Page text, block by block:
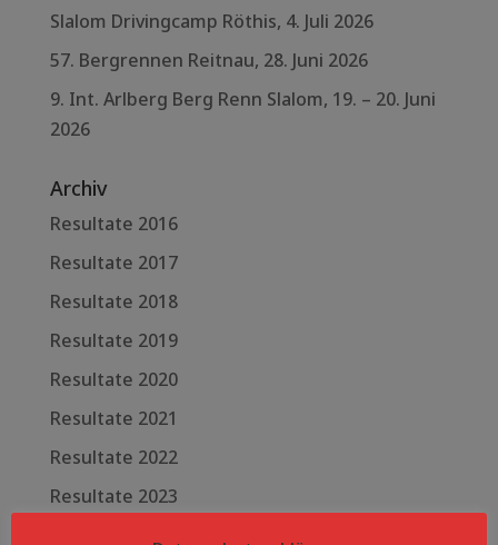
Slalom Drivingcamp Röthis, 4. Juli 2026
57. Bergrennen Reitnau, 28. Juni 2026
9. Int. Arlberg Berg Renn Slalom, 19. – 20. Juni
2026
Archiv
Resultate 2016
Resultate 2017
Resultate 2018
Resultate 2019
Resultate 2020
Resultate 2021
Resultate 2022
Resultate 2023